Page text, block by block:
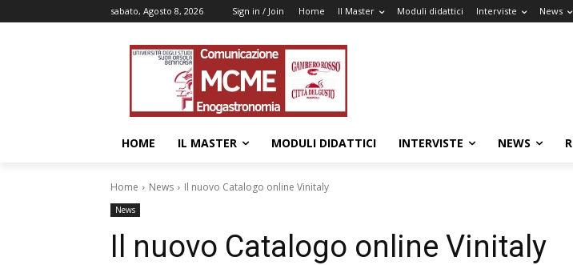
sabato, Agosto 8, 2026 Sign in / Join Home Il Master Moduli didattici Interviste News
HOME IL MASTER MODULI DIDATTICI INTERVISTE NEWS
Home News Il nuovo Catalogo online Vinitaly
News
Il nuovo Catalogo online Vinitaly